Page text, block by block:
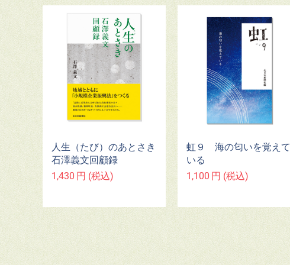
人生（たび）のあとさき
石澤義文回顧録
1,430 円 (税込)
虹９ 海の匂いを覚えて
いる
1,100 円 (税込)